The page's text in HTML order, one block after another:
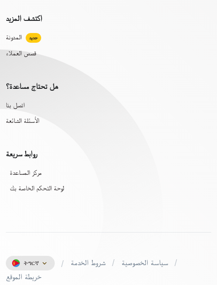
اكتشف المزيد
جديد
قصص العملاء
هل تحتاج مساعدة؟
اتصل بنا
الأسئلة الشائعة
روابط سريعة
مركز المساعدة
لوحة التحكم الخاصة بك
ትግርኛ شروط الخدمة
سياسة الخصوصية
خريطة الموقع